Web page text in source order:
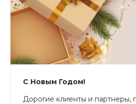
С Новым Годом!
Дорогие клиенты и партнеры,